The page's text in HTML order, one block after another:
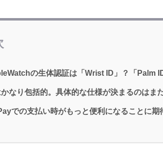
の生体認証は「Wrist ID」？「Palm
なり包括的。具体的な仕様が決まるのはま
での支払い時がもっと便利になることに期